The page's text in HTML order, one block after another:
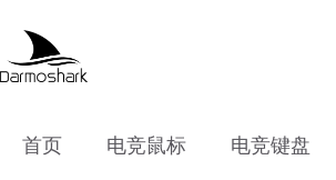
首页 电竞鼠标 电竞键盘